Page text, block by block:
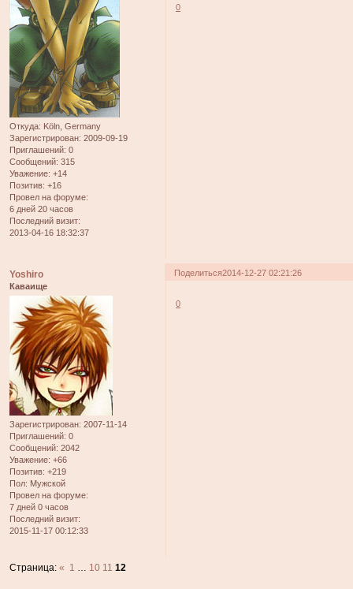
Откуда: Köln, Germany
Зарегистрирован: 2009-09-19
Приглашений: 0
Сообщений: 315
Уважение: +14
Позитив: +16
Провел на форуме:
6 дней 20 часов
Последний визит:
2013-04-16 18:32:37
0
Поделиться2014-12-27 02:21:26
Yoshiro
Каваище
Зарегистрирован: 2007-11-14
Приглашений: 0
Сообщений: 2042
Уважение: +66
Позитив: +219
Пол: Мужской
Провел на форуме:
7 дней 0 часов
Последний визит:
2015-11-17 00:12:33
0
Страница:« 1 … 10 11 12